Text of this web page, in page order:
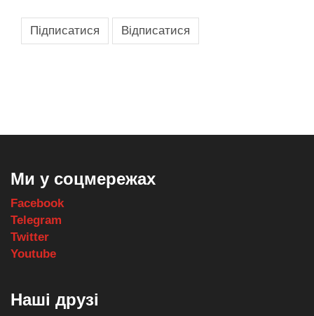
Ми у соцмережах
Facebook
Telegram
Twitter
Youtube
Наші друзі